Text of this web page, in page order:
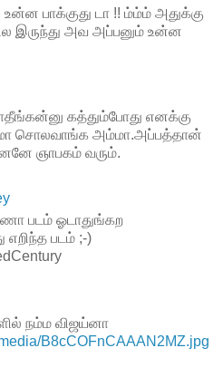
பாக்குது டா !! ம்ம்ம் அதுக்கு
இருந்து அவ அப்பனும் உன்ன
கத்தும்போது எனக்கு
சொலவாங்க அம்மா.அப்பத்தான்
ஞாபகம் வரும்.
படம் ஓடாதுங்கற
எறிந்த படம் ;-)
நம்ம விஜய்னா
B8cCOFnCAAAN2MZ.jpg